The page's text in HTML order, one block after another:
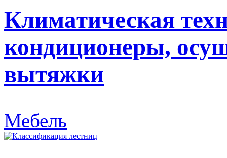
Климатическая
кондиционеры,
вытяжки
Мебель